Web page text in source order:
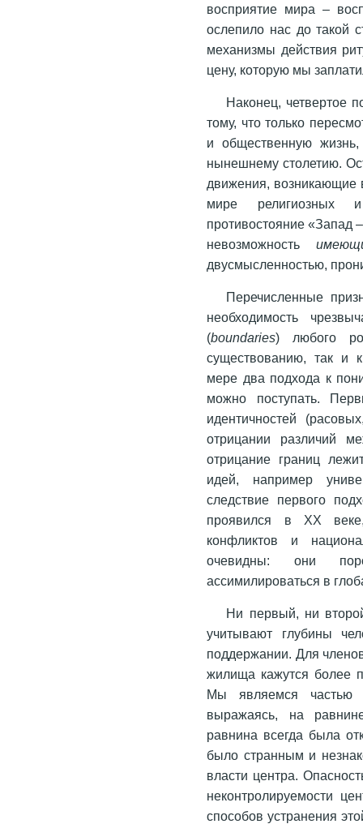
восприятие мира –
ослепило нас до такой
механизмы действия
цену, которую мы
Наконец, четвертое
тому, что только
и общественную жизнь,
нынешнему столетию.
движения, возникающие
мире религиозных
противостояние «Запад
невозможность
двусмысленностью,
Перечисленные
необходимость
(boundaries) любого
существованию, так и
мере два подхода к
можно поступать.
идентичностей
отрицании различий
отрицание границ
идей, например
следствие первого
проявился в ХХ
конфликтов и
очевидны: они
ассимилироваться в
Ни первый, ни
учитывают глубины
поддержании. Для
жилища кажутся более
Мы являемся частью
выражаясь, на
равнина всегда была
было странным и
власти центра.
неконтролируемости
способов устранения